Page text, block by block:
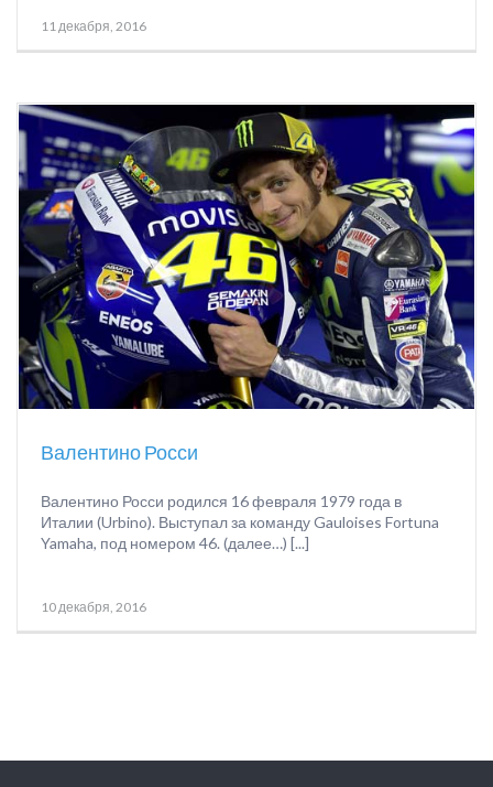
11 декабря, 2016
Валентино Росси
Валентино Росси родился 16 февраля 1979 года в
Италии (Urbino). Выступал за команду Gauloises Fortuna
Yamaha, под номером 46. (далее…) [...]
10 декабря, 2016